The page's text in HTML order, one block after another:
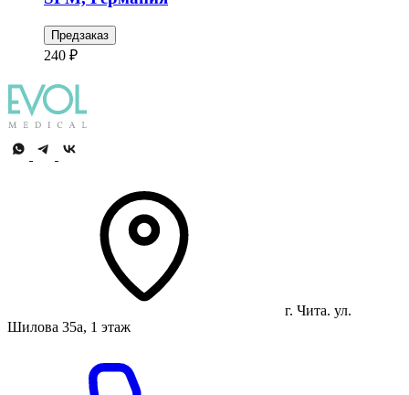
Предзаказ
240 ₽
г. Чита. ул.
Шилова 35а, 1 этаж